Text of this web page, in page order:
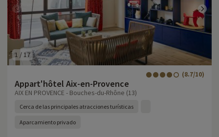
1 / 17
Appart'hôtel Aix-en-Provence
(8.7/10)
AIX EN PROVENCE - Bouches-du-Rhône (13)
Cerca de las principales atracciones turísticas
Aparcamiento privado